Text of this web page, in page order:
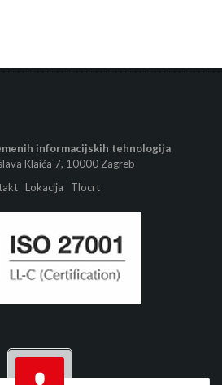
informacijskih tehnologija
Klaića 7, 10000 Zagreb
Lokacija Tlocrt